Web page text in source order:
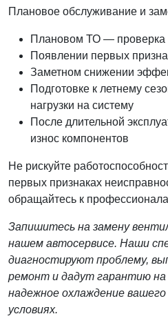
Плановое обслуживание и
Плановом ТО — проверка
Появлении первых
Заметном снижении
Подготовке к летнему
нагрузки на систему
После длительной
износ компонентов
Не рискуйте
первых признаках
обращайтесь к
Запишитесь на замену
нашем автосервисе. Наши
диагностируют проблему,
ремонт и дадут гарантию на
надежное охлаждение
условиях.